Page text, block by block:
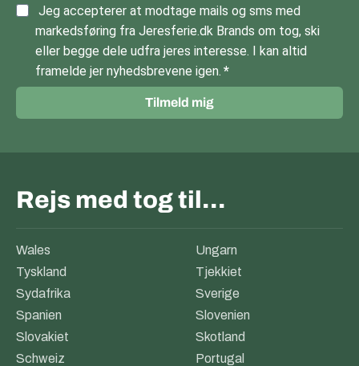
Jeg accepterer at modtage mails og sms med
markedsføring fra Jeresferie.dk Brands om tog, ski
eller begge dele udfra jeres interesse. I kan altid
framelde jer nyhedsbrevene igen.
Tilmeld mig
Rejs med tog til…
Wales
Ungarn
Tyskland
Tjekkiet
Sydafrika
Sverige
Spanien
Slovenien
Slovakiet
Skotland
Schweiz
Portugal